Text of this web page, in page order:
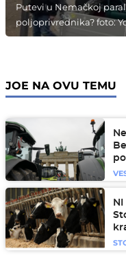
Putevi u Nemačkoj
poljoprivrednika? foto:
JOE NA OVU TEMU